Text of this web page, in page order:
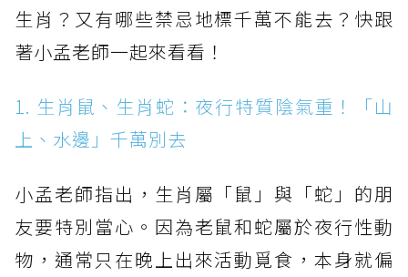
生肖？又有哪些禁忌地標千萬不能去？快跟
著小孟老師一起來看看！
1. 生肖鼠、生肖蛇：夜行特質陰氣重！「山
上、水邊」千萬別去
小孟老師指出，生肖屬「鼠」與「蛇」的朋
友要特別當心。因為老鼠和蛇屬於夜行性動
物，通常只在晚上出來活動覓食，本身就偏